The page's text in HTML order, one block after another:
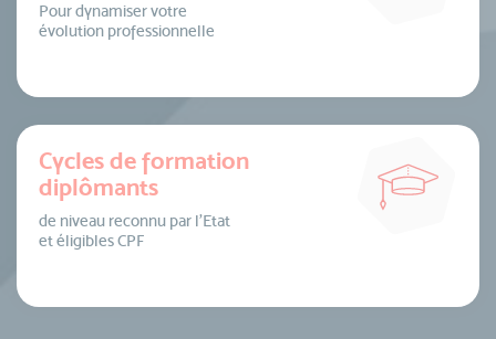
Pour dynamiser votre
évolution professionnelle
Cycles de formation
diplômants
de niveau reconnu par l’Etat
et éligibles CPF